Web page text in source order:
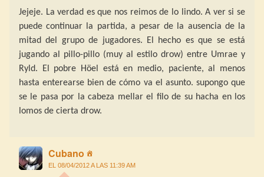
Jejeje. La verdad es que nos reimos de lo lindo. A ver si se
puede continuar la partida, a pesar de la ausencia de la
mitad del grupo de jugadores. El hecho es que se está
jugando al pillo-pillo (muy al estilo drow) entre Umrae y
Ryld. El pobre Höel está en medio, paciente, al menos
hasta enterearse bien de cómo va el asunto. supongo que
se le pasa por la cabeza mellar el filo de su hacha en los
lomos de cierta drow.
Cubano
EL 08/04/2012 A LAS 11:39 AM